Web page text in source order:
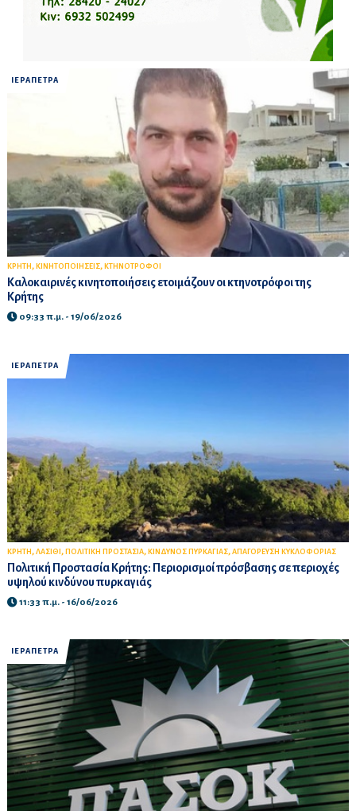
ΙΕΡΑΠΕΤΡΑ
ΚΡΗΤΗ , ΚΙΝΗΤΟΠΟΙΗΣΕΙΣ, ΚΤΗΝΟΤΡΟΦΟΙ
Καλοκαιρινές κινητοποιήσεις ετοιμάζουν οι κτηνοτρόφοι της
Κρήτης
09:33 π.μ. - 19/06/2026
ΙΕΡΑΠΕΤΡΑ
ΚΡΗΤΗ , ΛΑΣΙΘΙ , ΠΟΛΙΤΙΚΗ ΠΡΟΣΤΑΣΙΑ, ΚΙΝΔΥΝΟΣ ΠΥΡΚΑΓΙΑΣ, ΑΠΑΓΟΡΕΥΣΗ ΚΥΚΛΟΦΟΡΙΑΣ
Πολιτική Προστασία Κρήτης: Περιορισμοί πρόσβασης σε περιοχές
υψηλού κινδύνου πυρκαγιάς
11:33 π.μ. - 16/06/2026
ΙΕΡΑΠΕΤΡΑ